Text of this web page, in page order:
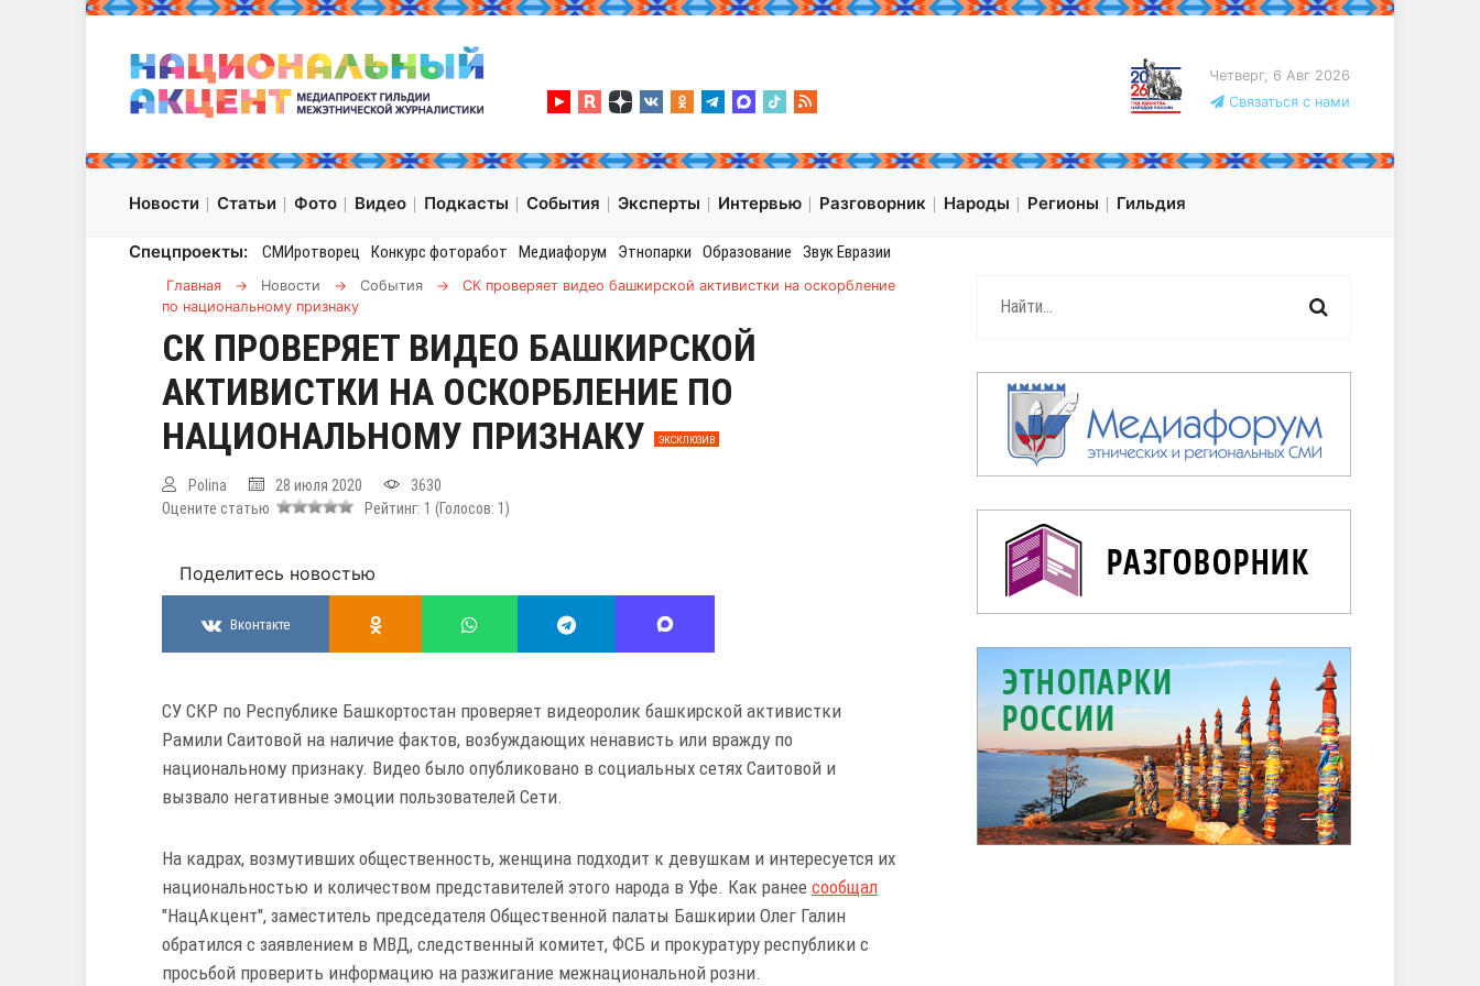
Четверг, 6 Авг 2026
Связаться с нами
Новости Статьи Фото Видео Подкасты События Эксперты Интервью Разговорник Народы Регионы Гильдия
Спецпроекты: СМИротворец Конкурс фоторабот Медиафорум Этнопарки Образование Звук Евразии
Главная → Новости → События →
СК проверяет видео башкирской активистки на оскорбление
по национальному признаку
СК ПРОВЕРЯЕТ ВИДЕО БАШКИРСКОЙ
АКТИВИСТКИ НА ОСКОРБЛЕНИЕ ПО
НАЦИОНАЛЬНОМУ ПРИЗНАКУ
ЭКСКЛЮЗИВ
Polina 28 июля 2020
3630
Оцените статью
Рейтинг: 1 (Голосов: 1 )
Поделитесь новостью
Вконтакте
СУ СКР по Республике Башкортостан проверяет видеоролик башкирской активистки
Рамили Саитовой на наличие фактов, возбуждающих ненависть или вражду по
национальному признаку. Видео было опубликовано в социальных сетях Саитовой и
вызвало негативные эмоции пользователей Сети.
На кадрах, возмутивших общественность, женщина подходит к девушкам и интересуется их
национальностью и количеством представителей этого народа в Уфе. Как ранее сообщал
"НацАкцент", заместитель председателя Общественной палаты Башкирии Олег Галин
обратился с заявлением в МВД, следственный комитет, ФСБ и прокуратуру республики с
просьбой проверить информацию на разжигание межнациональной розни.